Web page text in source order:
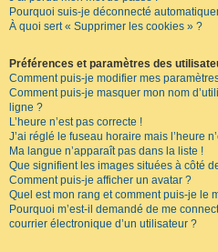
Pourquoi suis-je déconnecté
À quoi sert « Supprimer les cookies » ?
Préférences et paramètres des
Comment puis-je modifier mes
Comment puis-je masquer mon nom
ligne ?
L’heure n’est pas correcte !
J’ai réglé le fuseau horaire mais l’heure
Ma langue n’apparaît pas dans la liste !
Que signifient les images situées à côté
Comment puis-je afficher un avatar ?
Quel est mon rang et comment puis-je le
Pourquoi m’est-il demandé de me
courrier électronique d’un utilisateur ?